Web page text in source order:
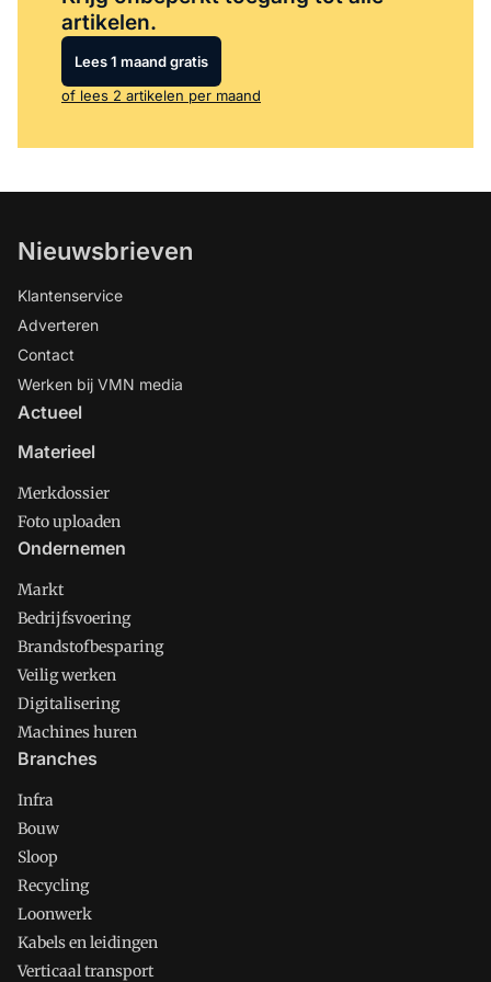
artikelen.
Lees 1 maand gratis
of lees 2 artikelen per maand
Nieuwsbrieven
Klantenservice
Adverteren
Contact
Werken bij VMN media
Actueel
Materieel
Merkdossier
Foto uploaden
Ondernemen
Markt
Bedrijfsvoering
Brandstofbesparing
Veilig werken
Digitalisering
Machines huren
Branches
Infra
Bouw
Sloop
Recycling
Loonwerk
Kabels en leidingen
Verticaal transport